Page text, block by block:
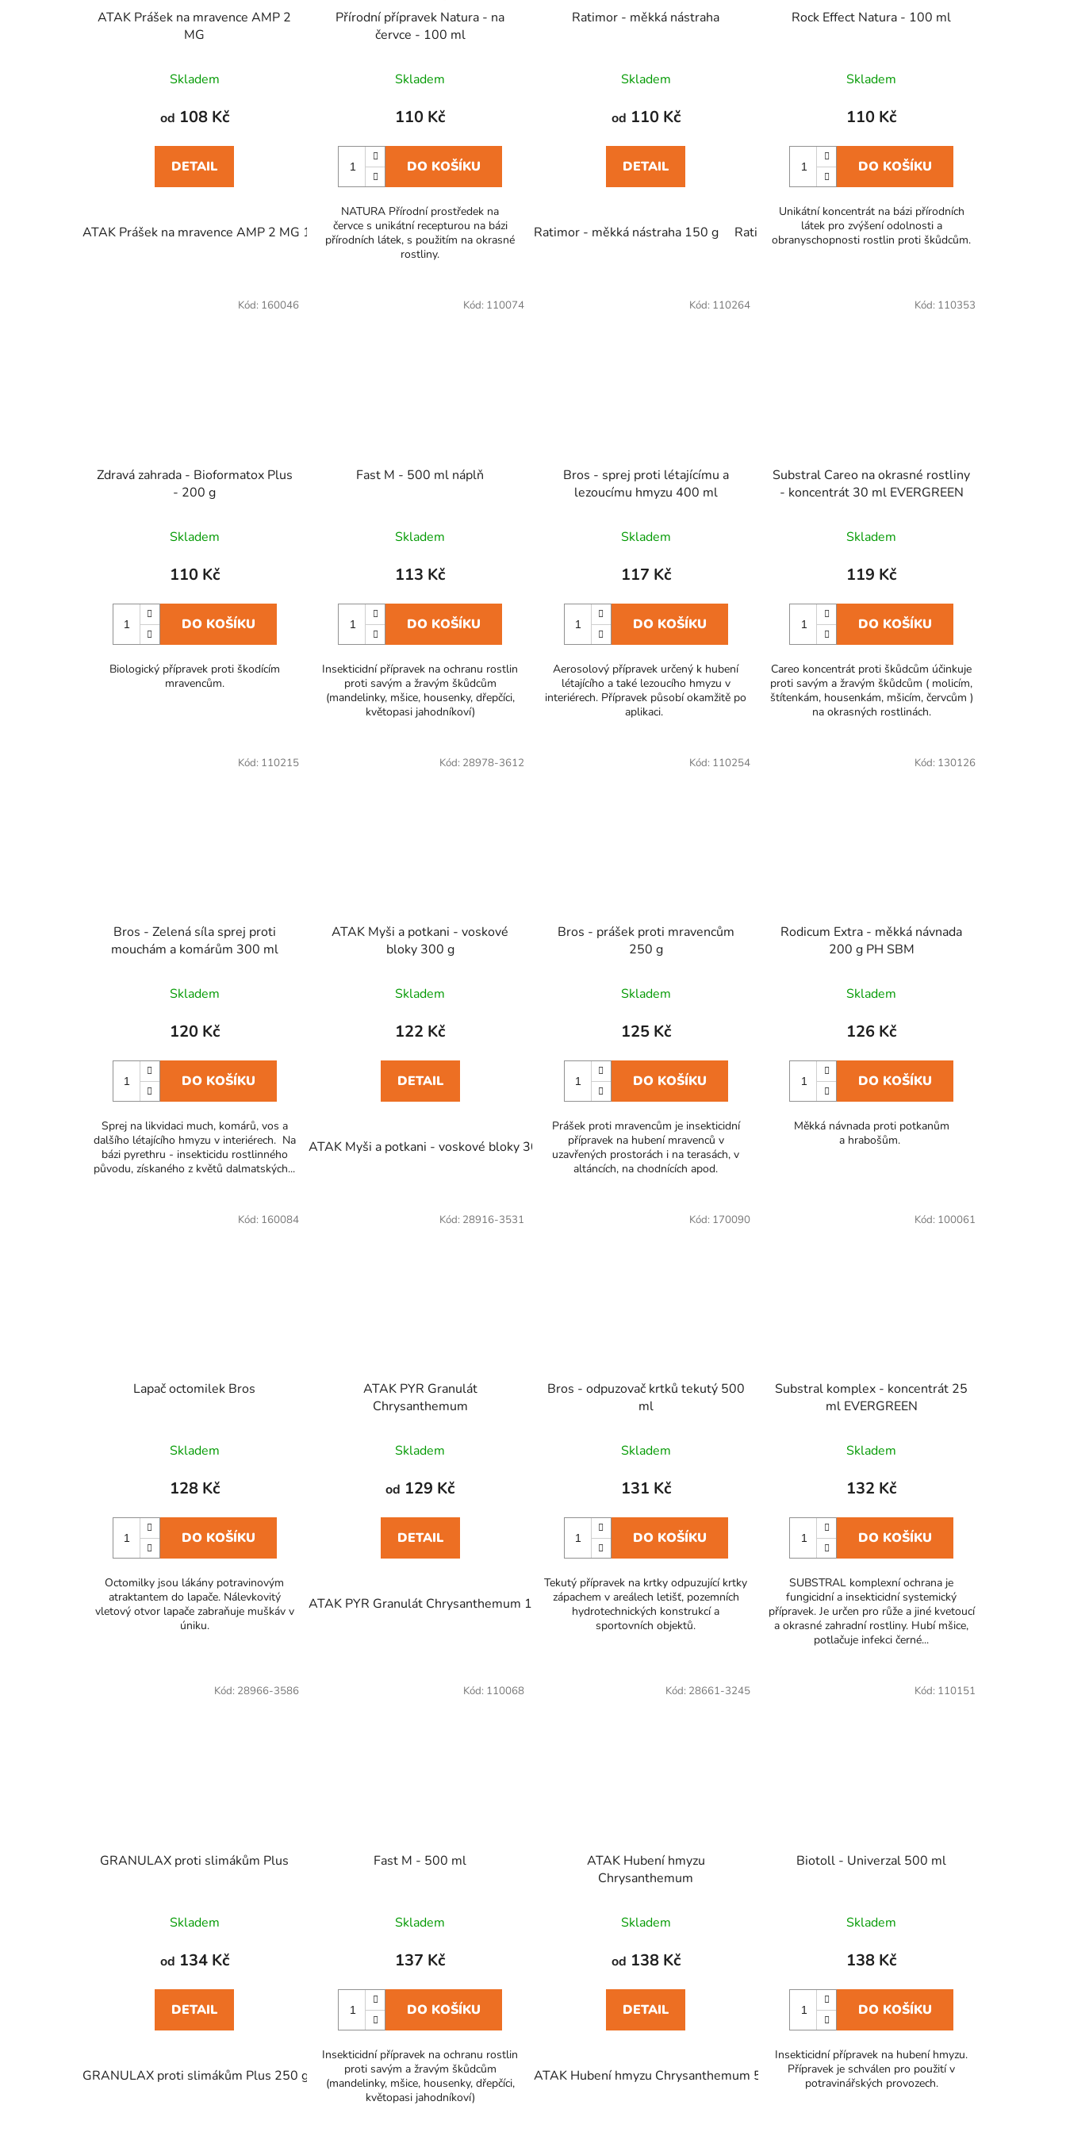
ATAK Prášek na mravence AMP 2
MG
Skladem
od 108 Kč
DETAIL
ATAK Prášek na mravence AMP 2 MG 100 g ATAK Prášek na mravence AMP 2 MG 250 g
Přírodní přípravek Natura - na
červce - 100 ml
Skladem
110 Kč
DO KOŠÍKU
NATURA Přírodní prostředek na
červce s unikátní recepturou na bázi
přírodních látek, s použitím na okrasné
rostliny.
Ratimor - měkká nástraha
Skladem
od 110 Kč
DETAIL
Ratimor - měkká nástraha 150 g Ratimor - měkká nástraha 150 g sáček
Rock Effect Natura - 100 ml
Skladem
110 Kč
DO KOŠÍKU
Unikátní koncentrát na bázi přírodních
látek pro zvýšení odolnosti a
obranyschopnosti rostlin proti škůdcům.
Zdravá zahrada - Bioformatox Plus
- 200 g
Skladem
110 Kč
DO KOŠÍKU
Biologický přípravek proti škodícím
mravencům.
Kód: 160046
Fast M - 500 ml náplň
Skladem
113 Kč
DO KOŠÍKU
Insekticidní přípravek na ochranu rostlin
proti savým a žravým škůdcům
(mandelinky, mšice, housenky, dřepčíci,
květopasi jahodníkoví)
Kód: 110074
Bros - sprej proti létajícímu a
lezoucímu hmyzu 400 ml
Skladem
117 Kč
DO KOŠÍKU
Aerosolový přípravek určený k hubení
létajícího a také lezoucího hmyzu v
interiérech. Přípravek působí okamžitě po
aplikaci.
Kód: 110264
Substral Careo na okrasné rostliny
- koncentrát 30 ml EVERGREEN
Skladem
119 Kč
DO KOŠÍKU
Careo koncentrát proti škůdcům účinkuje
proti savým a žravým škůdcům ( molicím,
štítenkám, housenkám, mšicím, červcům )
na okrasných rostlinách.
Kód: 110353
Bros - Zelená síla sprej proti
mouchám a komárům 300 ml
Skladem
120 Kč
DO KOŠÍKU
Sprej na likvidaci much, komárů, vos a
dalšího létajícího hmyzu v interiérech. Na
bázi pyrethru - insekticidu rostlinného
původu, získaného z květů dalmatských...
Kód: 110215
ATAK Myši a potkani - voskové
bloky 300 g
Skladem
122 Kč
DETAIL
ATAK Myši a potkani - voskové bloky 300 g
Kód: 28978-3612
Bros - prášek proti mravencům
250 g
Skladem
125 Kč
DO KOŠÍKU
Prášek proti mravencům je insekticidní
přípravek na hubení mravenců v
uzavřených prostorách i na terasách, v
altáncích, na chodnících apod.
Kód: 110254
Rodicum Extra - měkká návnada
200 g PH SBM
Skladem
126 Kč
DO KOŠÍKU
Měkká návnada proti potkanům
a hrabošům.
Kód: 130126
Lapač octomilek Bros
Skladem
128 Kč
DO KOŠÍKU
Octomilky jsou lákány potravinovým
atraktantem do lapače. Nálevkovitý
vletový otvor lapače zabraňuje muškáv v
úniku.
Kód: 160084
ATAK PYR Granulát
Chrysanthemum
Skladem
od 129 Kč
DETAIL
ATAK PYR Granulát Chrysanthemum 150 g ATAK PYR Granulát Chrysanthemum 300 g
Kód: 28916-3531
Bros - odpuzovač krtků tekutý 500
ml
Skladem
131 Kč
DO KOŠÍKU
Tekutý přípravek na krtky odpuzující krtky
zápachem v areálech letišť, pozemních
hydrotechnických konstrukcí a
sportovních objektů.
Kód: 170090
Substral komplex - koncentrát 25
ml EVERGREEN
Skladem
132 Kč
DO KOŠÍKU
SUBSTRAL komplexní ochrana je
fungicidní a insekticidní systemický
přípravek. Je určen pro růže a jiné kvetoucí
a okrasné zahradní rostliny. Hubí mšice,
potlačuje infekci černé...
Kód: 100061
GRANULAX proti slimákům Plus
Skladem
od 134 Kč
DETAIL
GRANULAX proti slimákům Plus 250 g GRANULAX proti slimákům Plus 400 g GRANULAX proti slimákům Plus 750 g GRANULAX proti slimákům Plus 1 kg
Kód: 28966-3586
Fast M - 500 ml
Skladem
137 Kč
DO KOŠÍKU
Insekticidní přípravek na ochranu rostlin
proti savým a žravým škůdcům
(mandelinky, mšice, housenky, dřepčíci,
květopasi jahodníkoví)
Kód: 110068
ATAK Hubení hmyzu
Chrysanthemum
Skladem
od 138 Kč
DETAIL
ATAK Hubení hmyzu Chrysanthemum 50 ml ATAK Hubení hmyzu Chrysanthemum 25 ml
Kód: 28661-3245
Biotoll - Univerzal 500 ml
Skladem
138 Kč
DO KOŠÍKU
Insekticidní přípravek na hubení hmyzu.
Přípravek je schválen pro použití v
potravinářských provozech.
Kód: 110151